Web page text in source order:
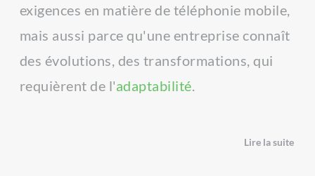
exigences en matière de téléphonie mobile,
mais aussi parce qu'une entreprise connaît
des évolutions, des transformations, qui
requièrent de l'adaptabilité
Lire la suite